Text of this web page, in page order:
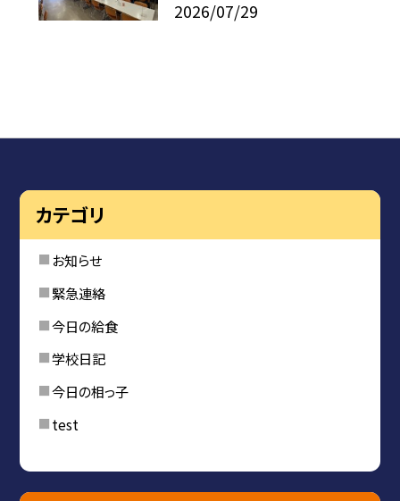
2026/07/29
カテゴリ
お知らせ
緊急連絡
今日の給食
学校日記
今日の相っ子
test